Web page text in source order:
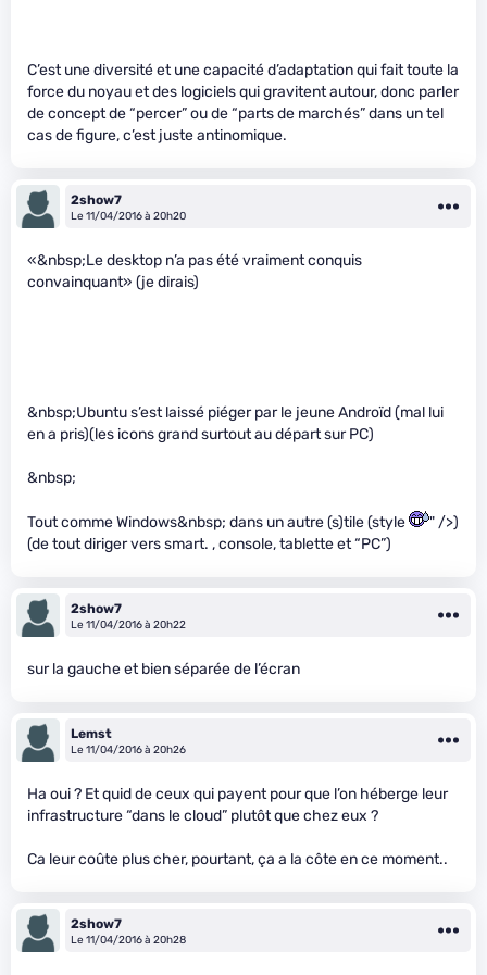
C’est une diversité et une capacité d’adaptation qui fait toute la
force du noyau et des logiciels qui gravitent autour, donc parler
de concept de “percer” ou de “parts de marchés” dans un tel
cas de figure, c’est juste antinomique.
2show7
Le 11/04/2016 à 20h20
«&nbsp;Le desktop n’a pas été vraiment conquis
convainquant» (je dirais)
&nbsp;Ubuntu s’est laissé piéger par le jeune Androïd (mal lui
en a pris)(les icons grand surtout au départ sur PC)
&nbsp;
Tout comme Windows&nbsp; dans un autre (s)tile (style
" />)
(de tout diriger vers smart. , console, tablette et “PC”)
2show7
Le 11/04/2016 à 20h22
sur la gauche et bien séparée de l’écran
Lemst
Le 11/04/2016 à 20h26
Ha oui ? Et quid de ceux qui payent pour que l’on héberge leur
infrastructure “dans le cloud” plutôt que chez eux ?
Ca leur coûte plus cher, pourtant, ça a la côte en ce moment..
2show7
Le 11/04/2016 à 20h28